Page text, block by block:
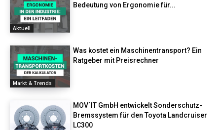
Aktuell
Bedeutung von Ergonomie für...
Markt & Trends
Was kostet ein Maschinentransport? Ein
Ratgeber mit Preisrechner
MOV´IT GmbH entwickelt Sonderschutz-
Bremssystem für den Toyota Landcruiser
LC300